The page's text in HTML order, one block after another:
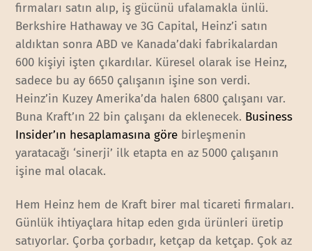
firmaları satın alıp, iş gücünü ufalamakla ünlü.
Berkshire Hathaway ve 3G Capital, Heinz’i satın
aldıktan sonra ABD ve Kanada’daki fabrikalardan
600 kişiyi işten çıkardılar. Küresel olarak ise Heinz,
sadece bu ay 6650 çalışanın işine son verdi.
Heinz’in Kuzey Amerika’da halen 6800 çalışanı var.
Buna Kraft’ın 22 bin çalışanı da eklenecek. Business
Insider’ın hesaplamasına göre birleşmenin
yaratacağı ‘sinerji’ ilk etapta en az 5000 çalışanın
işine mal olacak.
Hem Heinz hem de Kraft birer mal ticareti firmaları.
Günlük ihtiyaçlara hitap eden gıda ürünleri üretip
satıyorlar. Çorba çorbadır, ketçap da ketçap. Çok az